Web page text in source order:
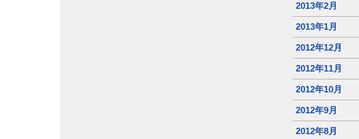
2013年2月
2013年1月
2012年12月
2012年11月
2012年10月
2012年9月
2012年8月